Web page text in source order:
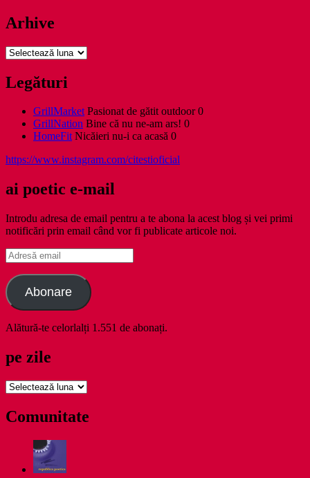
Arhive
Arhive
Legături
GrillMarketPasionat de gătit outdoor 0
GrillNation Bine că nu ne-am ars! 0
HomeFitNicăieri nu-i ca acasă 0
https://www.instagram.com/citestioficial
ai poetic e-mail
Introdu adresa de email pentru a te abona la acest blog și vei primi
notificări prin email când vor fi publicate articole noi.
Adresă
email
Abonare
Alătură-te celorlalți 1.551 de abonați.
pe zile
pe
Comunitate